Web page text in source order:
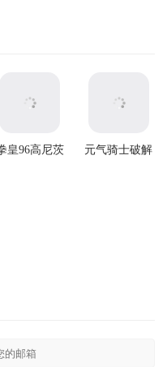
皇96高尼茨
元气骑士破解